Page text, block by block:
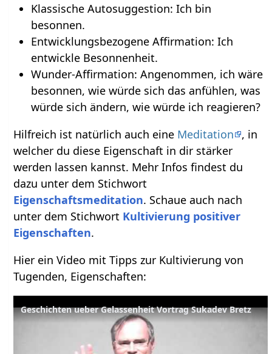
Klassische Autosuggestion: Ich bin
besonnen.
Entwicklungsbezogene Affirmation: Ich
entwickle Besonnenheit.
Wunder-Affirmation: Angenommen, ich wäre
besonnen, wie würde sich das anfühlen, was
würde sich ändern, wie würde ich reagieren?
Hilfreich ist natürlich auch eine Meditation
, in
welcher du diese Eigenschaft in dir stärker
werden lassen kannst. Mehr Infos findest du
dazu unter dem Stichwort
Eigenschaftsmeditation. Schaue auch nach
unter dem Stichwort Kultivierung positiver
Eigenschaften.
Hier ein Video mit Tipps zur Kultivierung von
Tugenden, Eigenschaften:
Geschichten ueber Gelassenheit Vortrag Sukadev Bretz